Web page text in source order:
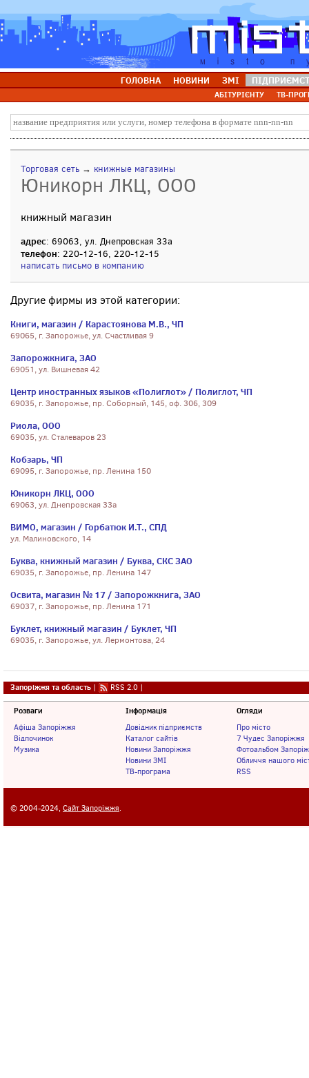
ГОЛОВНА НОВИНИ ЗМІ
АБІТУРІЄНТУ ТВ-
Торговая сеть → книжные магазины
Юникорн ЛКЦ, ООО
книжный магазин
адрес: 69063, ул. Днепровская 33а
телефон: 220-12-16, 220-12-15
написать письмо в компанию
Другие фирмы из этой категории:
Книги, магазин / Карастоянова М.В., ЧП
69065, г. Запорожье, ул. Счастливая 9
Запорожкнига, ЗАО
69051, ул. Вишневая 42
Центр иностранных языков «Полиглот» / Полиглот, ЧП
69035, г. Запорожье, пр. Соборный, 145, оф. 306, 309
Риола, ООО
69035, ул. Сталеваров 23
Кобзарь, ЧП
69095, г. Запорожье, пр. Ленина 150
Юникорн ЛКЦ, ООО
69063, ул. Днепровская 33а
ВИМО, магазин / Горбатюк И.Т., СПД
ул. Малиновского, 14
Буква, книжный магазин / Буква, СКС ЗАО
69035, г. Запорожье, пр. Ленина 147
Освита, магазин № 17 / Запорожкнига, ЗАО
69037, г. Запорожье, пр. Ленина 171
Буклет, книжный магазин / Буклет, ЧП
69035, г. Запорожье, ул. Лермонтова, 24
Запоріжжя та область | RSS 2.0 |
Розваги
Афіша Запоріжжя
Відпочинок
Музика
Інформація
Довідник підприємств
Каталог сайтів
Новини Запоріжжя
Новини ЗМІ
ТВ-програма
Огляди
Про місто
7 Чудес Запоріжжя
Фотоальбом
Обличчя нашого
RSS
© 2004-2024, Сайт Запоріжжя.